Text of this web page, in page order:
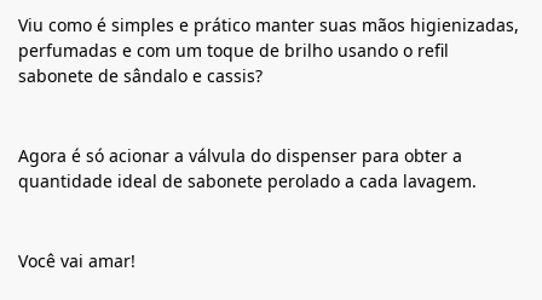
Viu como é simples e prático manter suas mãos higienizadas,
perfumadas e com um toque de brilho usando o refil
sabonete de sândalo e cassis?
Agora é só acionar a válvula do dispenser para obter a
quantidade ideal de sabonete perolado a cada lavagem.
Você vai amar!